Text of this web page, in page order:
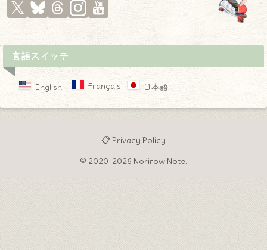
言語スイッチ
English Français 日本語
📋 Privacy Policy
© 2020-2026 Norirow Note.